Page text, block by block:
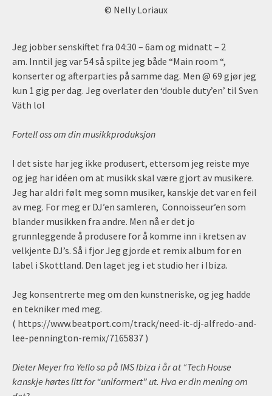
© Nelly Loriaux
Jeg jobber senskiftet fra 04:30 – 6am og midnatt – 2
am. Inntil jeg var 54 så spilte jeg både “Main room “,
konserter og afterparties på samme dag. Men @ 69 gjør jeg
kun 1 gig per dag. Jeg overlater den ‘double duty’en’ til Sven
Väth lol
Fortell oss om din musikkproduksjon
I det siste har jeg ikke produsert, ettersom jeg reiste mye
og jeg har idéen om at musikk skal være gjort av musikere.
Jeg har aldri følt meg somn musiker, kanskje det var en feil
av meg. For meg er DJ’en samleren, Connoisseur’en som
blander musikken fra andre. Men nå er det jo
grunnleggende å produsere for å komme inn i kretsen av
velkjente DJ’s. Så i fjor Jeg gjorde et remix album for en
label i Skottland. Den laget jeg i et studio her i Ibiza.
Jeg konsentrerte meg om den kunstneriske, og jeg hadde
en tekniker med meg.
( https://www.beatport.com/track/need-it-dj-alfredo-and-
lee-pennington-remix/7165837 )
Dieter Meyer fra Yello sa på IMS Ibiza i år at “Tech House
kanskje hørtes litt for “uniformert” ut. Hva er din mening om